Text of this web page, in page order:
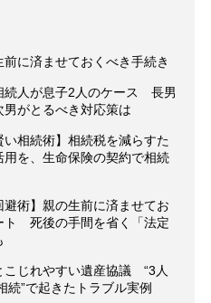
前に済ませておくべき手続き
続人が息子2人のケース 長男
がとるべき対応策は
い相続術】相続税を減らすた
を、生命保険の契約で相続
避術】親の生前に済ませてお
ト 死後の手間を省く「法定
こじれやすい遺産協議 “3人
続”で起きたトラブル実例